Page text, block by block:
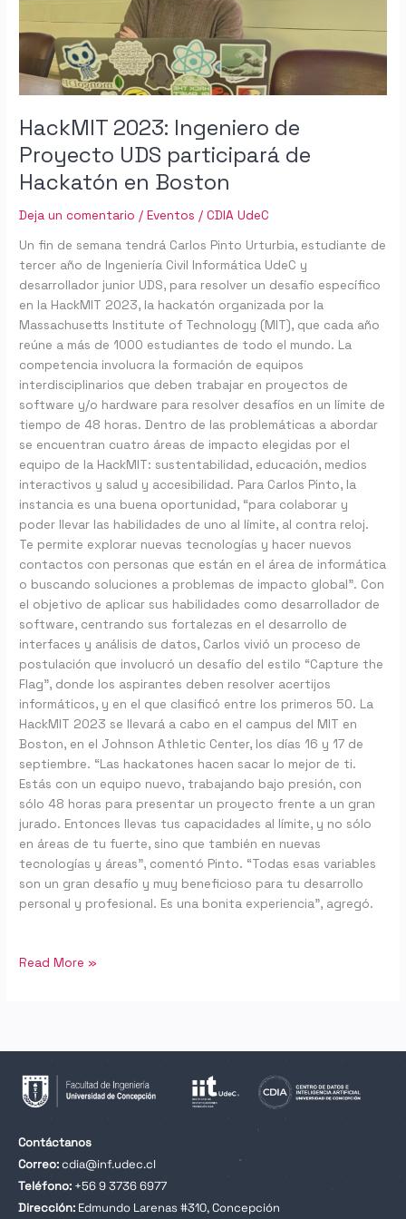
HackMIT 2023: Ingeniero de
Proyecto UDS participará de
Hackatón en Boston
Deja un comentario /Eventos /CDIA UdeC
Un fin de semana tendrá Carlos Pinto Urturbia, estudiante de
tercer año de Ingeniería Civil Informática UdeC y
desarrollador junior UDS, para resolver un desafío específico
en la HackMIT 2023, la hackatón organizada por la
Massachusetts Institute of Technology (MIT), que cada año
reúne a más de 1000 estudiantes de todo el mundo. La
competencia involucra la formación de equipos
interdisciplinarios que deben trabajar en proyectos de
software y/o hardware para resolver desafíos en un límite de
tiempo de 48 horas. Dentro de las problemáticas a abordar
se encuentran cuatro áreas de impacto elegidas por el
equipo de la HackMIT: sustentabilidad, educación, medios
interactivos y salud y accesibilidad. Para Carlos Pinto, la
instancia es una buena oportunidad, “para colaborar y
poder llevar las habilidades de uno al límite, al contra reloj.
Te permite explorar nuevas tecnologías y hacer nuevos
contactos con personas que están en el área de informática
o buscando soluciones a problemas de impacto global”. Con
el objetivo de aplicar sus habilidades como desarrollador de
software, centrando sus fortalezas en el desarrollo de
interfaces y análisis de datos, Carlos vivió un proceso de
postulación que involucró un desafío del estilo “Capture the
Flag”, donde los aspirantes deben resolver acertijos
informáticos, y en el que clasificó entre los primeros 50. La
HackMIT 2023 se llevará a cabo en el campus del MIT en
Boston, en el Johnson Athletic Center, los días 16 y 17 de
septiembre. “Las hackatones hacen sacar lo mejor de ti.
Estás con un equipo nuevo, trabajando bajo presión, con
sólo 48 horas para presentar un proyecto frente a un gran
jurado. Entonces llevas tus capacidades al límite, y no sólo
en áreas de tu fuerte, sino que también en nuevas
tecnologías y áreas”, comentó Pinto. “Todas esas variables
son un gran desafío y muy beneficioso para tu desarrollo
personal y profesional. Es una bonita experiencia”, agregó.
de
Hackatón
en
Boston
Read More »
Contáctanos
Correo:cdia@inf.udec.cl
Teléfono: +56 9 3736 6977
Dirección: Edmundo Larenas #310, Concepción